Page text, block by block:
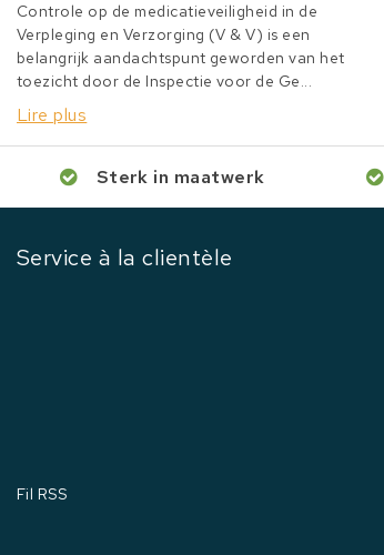
Controle op de medicatieveiligheid in de
Verpleging en Verzorging (V & V) is een
belangrijk aandachtspunt geworden van het
toezicht door de Inspectie voor de Ge...
Lire plus
Sterk in maatwerk
Service à la clientèle
Fil RSS